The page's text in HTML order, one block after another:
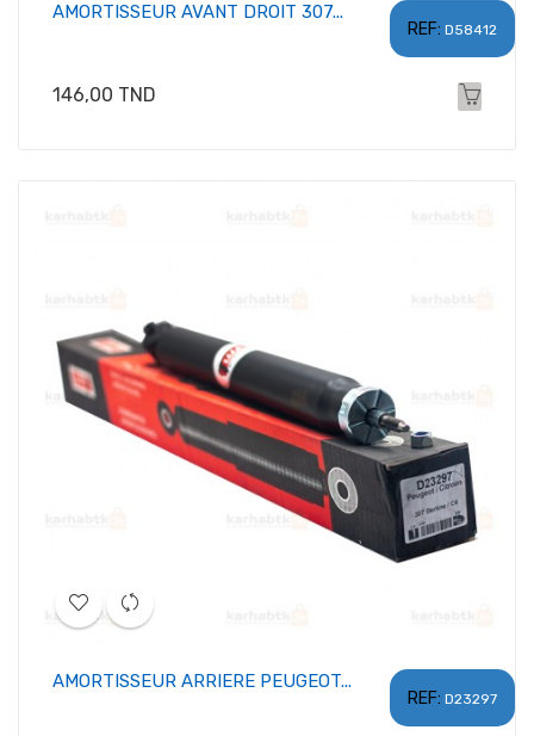
REF: D58412
AMORTISSEUR AVANT DROIT 307...
Prix
146,00 TND
REF: D23297
AMORTISSEUR ARRIERE PEUGEOT...